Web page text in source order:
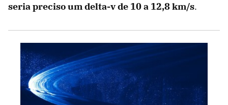
seria preciso um delta-v de 10 a 12,8 km/s.